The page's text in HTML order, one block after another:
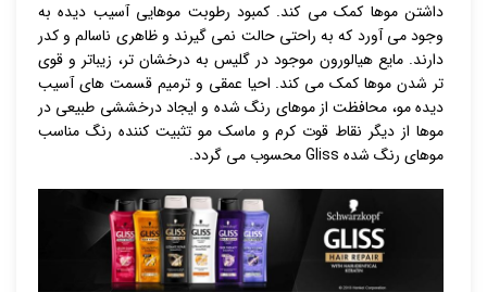
داشتن موها کمک می کند. کمبود رطوبت موهایی آسیب دیده به
وجود می آورد که به راحتی حالت نمی گیرند و ظاهری ناسالم و کدر
دارند. مایع هیالورون موجود در گلیس به درخشان تر، زیباتر و قوی
تر شدن موها کمک می کند. احیا عمقی و ترمیم قسمت های آسیب
دیده مو، محافظت از موهای رنگ شده و ایجاد درخششی طبیعی در
موها از دیگر نقاط قوت کرم و ماسک مو تثبیت کننده رنگ مناسب
موهای رنگ شده Gliss محسوب می گردد.